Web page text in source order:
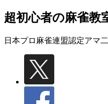
超初心者の麻雀教
日本プロ麻雀連盟認定アマ